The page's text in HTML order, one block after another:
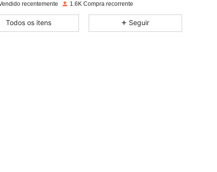
recentemente 1.6K Compra recorrente
Todos os itens Seguir